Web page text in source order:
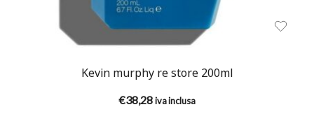
Kevin murphy re store 200ml
€38,28iva inclusa